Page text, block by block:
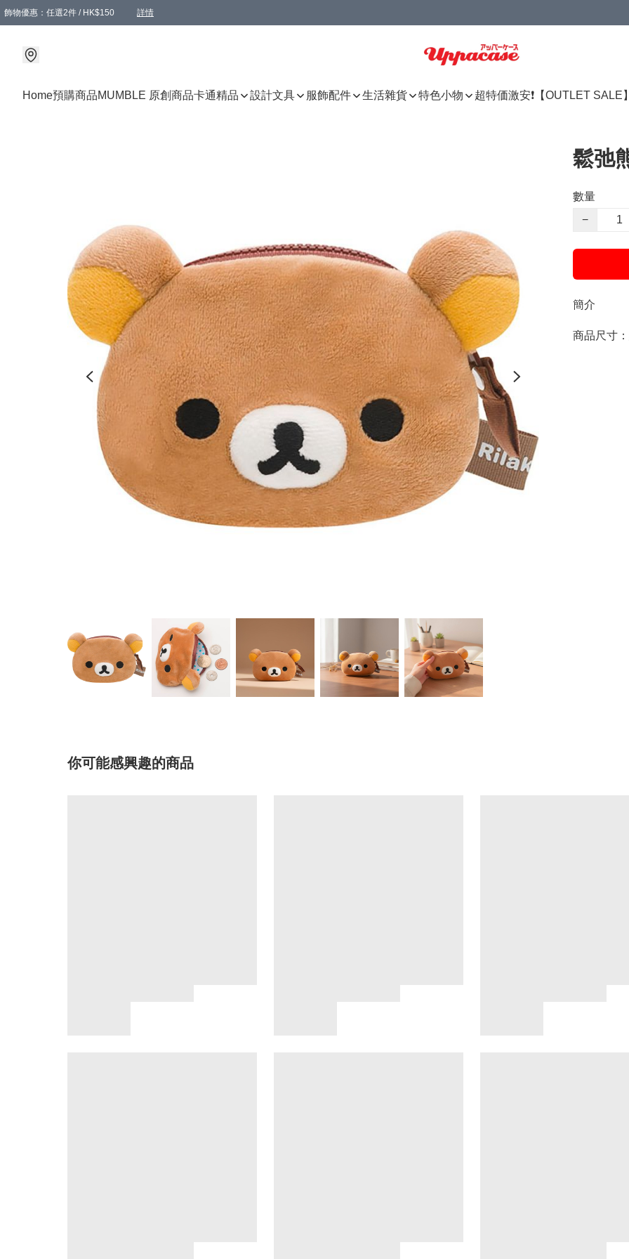
飾物優惠：任選2件 / HK$150 詳情
Home預購商品MUMBLE 原創商品卡通精品 設計文具 服飾配件 生活雜貨 特色小物 超特価激安❗【OUTLET SALE】
鬆弛
數量
−
簡介
商品尺寸
你可能感興趣的商品